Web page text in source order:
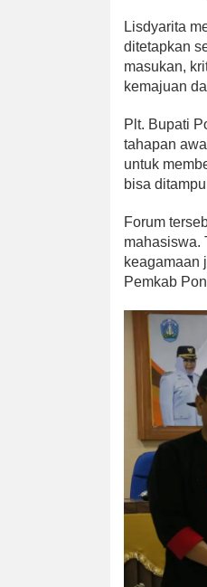
Lisdyarita
ditetapkan
masukan,
kemajuan
Plt. Bupati
tahapan
untuk
bisa
Forum
mahasiswa.
keagamaan
Pemkab